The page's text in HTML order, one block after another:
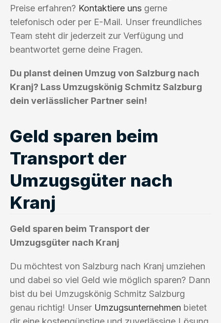
Preise erfahren? Kontaktiere uns gerne
telefonisch oder per E-Mail. Unser freundliches
Team steht dir jederzeit zur Verfügung und
beantwortet gerne deine Fragen.
Du planst deinen Umzug von Salzburg nach
Kranj? Lass Umzugskönig Schmitz Salzburg
dein verlässlicher Partner sein!
Geld sparen beim
Transport der
Umzugsgüter nach
Kranj
Geld sparen beim Transport der
Umzugsgüter nach Kranj
Du möchtest von Salzburg nach Kranj umziehen
und dabei so viel Geld wie möglich sparen? Dann
bist du bei Umzugskönig Schmitz Salzburg
genau richtig! Unser Umzugsunternehmen bietet